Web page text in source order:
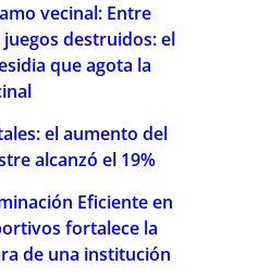
vecinal: Entre
juegos destruidos: el
que agota la
el aumento del
alcanzó el 19%
Eficiente en
fortalece la
de una institución